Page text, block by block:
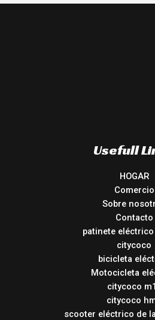
Usefull
HOGAR
Comercio
Sobre
Contacto
patinete
citycoco
bicicleta
Motocicleta
citycoco
citycoco
scooter eléctrico de